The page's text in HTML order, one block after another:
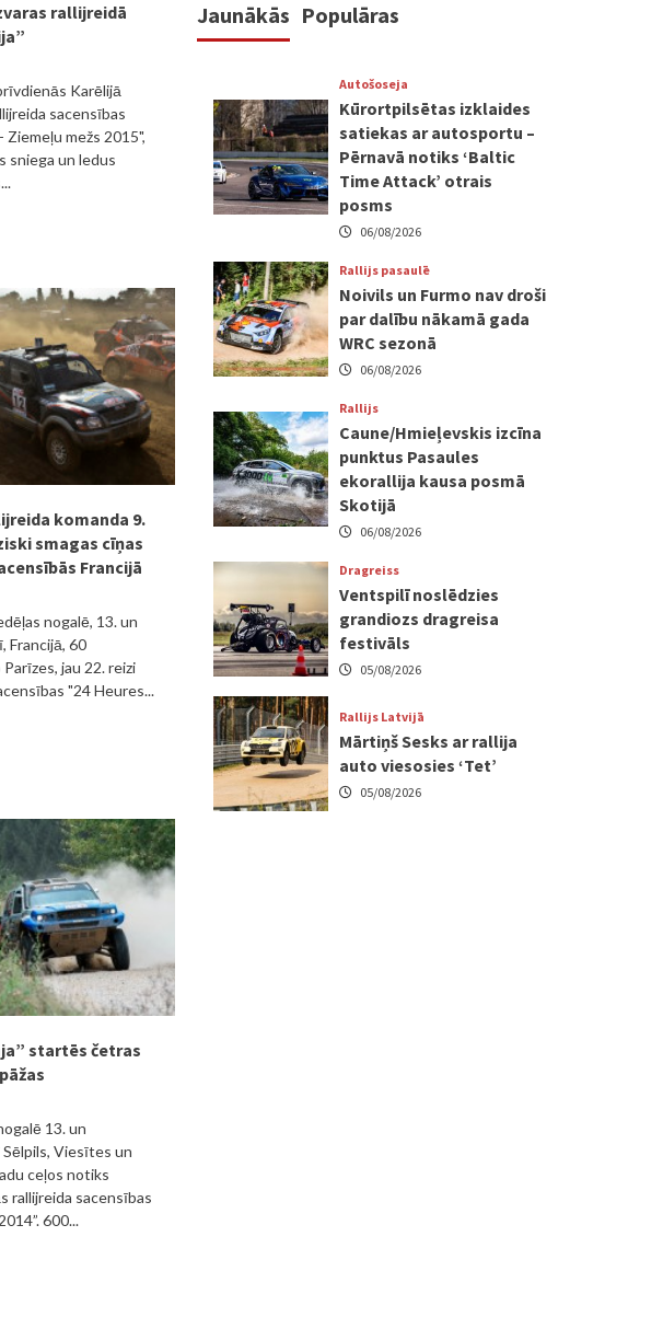
rallijreidā
Karēlijā
sacensības
Ziemeļu mežs 2015",
sniega un ledus
komanda 9.
smagas cīņas
Francijā
nogalē, 13. un
Francijā, 60
jau 22. reizi
"24 Heures...
startēs četras
13. un
Viesītes un
ceļos notiks
rallijreida sacensības
600...
Jaunākās Populāras
Autošoseja
Kūrortpilsētas izklaides
satiekas ar autosportu –
Pērnavā notiks ‘Baltic
Time Attack’ otrais
posms
06/08/2026
Rallijs pasaulē
Noivils un Furmo nav droši
par dalību nākamā gada
WRC sezonā
06/08/2026
Rallijs
Caune/Hmieļevskis izcīna
punktus Pasaules
ekorallija kausa posmā
Skotijā
06/08/2026
Dragreiss
Ventspilī noslēdzies
grandiozs dragreisa
festivāls
05/08/2026
Rallijs Latvijā
Mārtiņš Sesks ar rallija
auto viesosies ‘Tet’
05/08/2026